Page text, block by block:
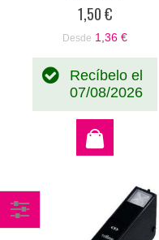
1,50 €
Desde 1,36 €
Recíbelo el
07/08/2026
Comprar